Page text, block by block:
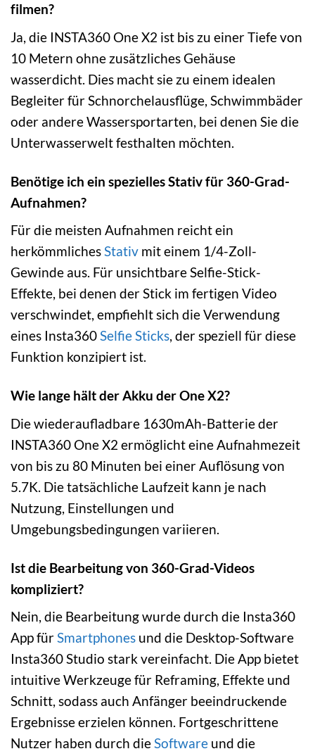
filmen?
Ja, die INSTA360 One X2 ist bis zu einer Tiefe von
10 Metern ohne zusätzliches Gehäuse
wasserdicht. Dies macht sie zu einem idealen
Begleiter für Schnorchelausflüge, Schwimmbäder
oder andere Wassersportarten, bei denen Sie die
Unterwasserwelt festhalten möchten.
Benötige ich ein spezielles Stativ für 360-Grad-
Aufnahmen?
Für die meisten Aufnahmen reicht ein
herkömmlichesStativ mit einem 1/4-Zoll-
Gewinde aus. Für unsichtbare Selfie-Stick-
Effekte, bei denen der Stick im fertigen Video
verschwindet, empfiehlt sich die Verwendung
eines Insta360Selfie Sticks, der speziell für diese
Funktion konzipiert ist.
Wie lange hält der Akku der One X2?
Die wiederaufladbare 1630mAh-Batterie der
INSTA360 One X2 ermöglicht eine Aufnahmezeit
von bis zu 80 Minuten bei einer Auflösung von
5.7K. Die tatsächliche Laufzeit kann je nach
Nutzung, Einstellungen und
Umgebungsbedingungen variieren.
Ist die Bearbeitung von 360-Grad-Videos
kompliziert?
Nein, die Bearbeitung wurde durch die Insta360
App fürSmartphones und die Desktop-Software
Insta360 Studio stark vereinfacht. Die App bietet
intuitive Werkzeuge für Reframing, Effekte und
Schnitt, sodass auch Anfänger beeindruckende
Ergebnisse erzielen können. Fortgeschrittene
Nutzer haben durch dieSoftware und die